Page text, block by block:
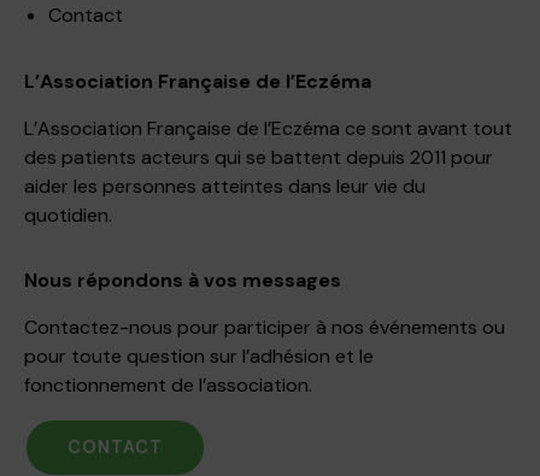
Contact
L’Association Française de l’Eczéma
L’Association Française de l’Eczéma ce sont avant tout
des patients acteurs qui se battent depuis 2011 pour
aider les personnes atteintes dans leur vie du
quotidien.
Nous répondons à vos messages
Contactez-nous pour participer à nos événements ou
pour toute question sur l’adhésion et le
fonctionnement de l’association.
CONTACT